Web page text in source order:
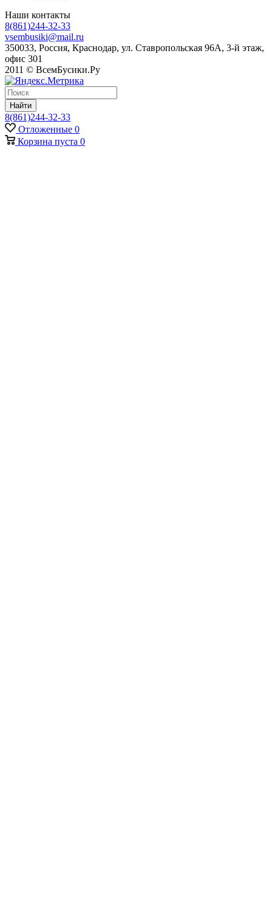
Наши контакты
8(861)244-32-33
vsembusiki@mail.ru
350033, Россия, Краснодар, ул. Ставропольская 96А, 3-й этаж,
офис 301
2011 © ВсемБусики.Ру
Найти
8(861)244-32-33
Отложенные 0
Корзина пуста 0